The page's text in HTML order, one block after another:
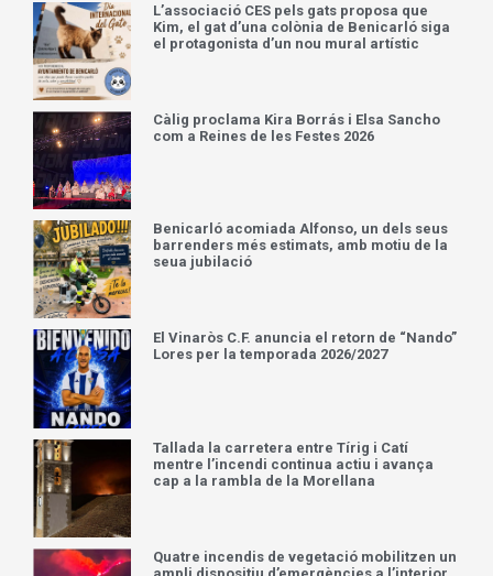
L’associació CES pels gats proposa que
Kim, el gat d’una colònia de Benicarló siga
el protagonista d’un nou mural artístic
Càlig proclama Kira Borrás i Elsa Sancho
com a Reines de les Festes 2026
Benicarló acomiada Alfonso, un dels seus
barrenders més estimats, amb motiu de la
seua jubilació
El Vinaròs C.F. anuncia el retorn de “Nando”
Lores per la temporada 2026/2027
Tallada la carretera entre Tírig i Catí
mentre l’incendi continua actiu i avança
cap a la rambla de la Morellana
Quatre incendis de vegetació mobilitzen un